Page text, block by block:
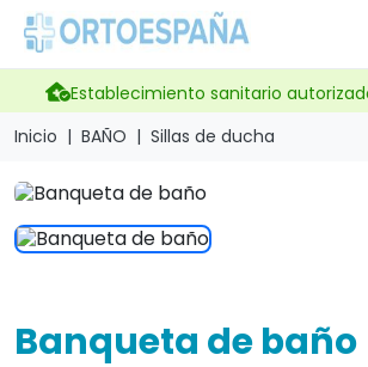
Establecimiento sanitario
Inicio
BAÑO Sillas de ducha
Banqueta de baño